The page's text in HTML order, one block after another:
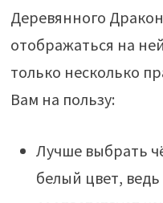
Деревянного
отображаться на
только несколько
Вам на пользу:
Лучше выбрать
белый цвет,